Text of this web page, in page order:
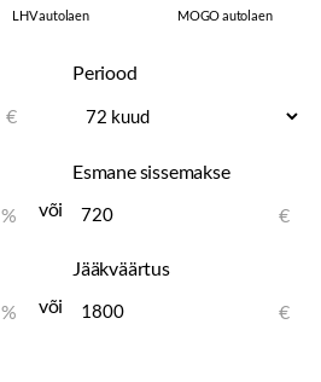
LHV autolaen MOGO autolaen
€
Periood
%
või
Esmane sissemakse
€
%
või
Jääkväärtus
€